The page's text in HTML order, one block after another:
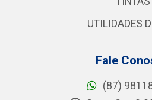
UTILIDADES
Fale
(87)